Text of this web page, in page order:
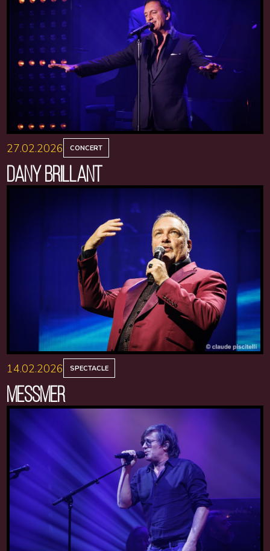
27.02.2026 CONCERT
DANY BRILLANT
14.02.2026 SPECTACLE
MESSMER